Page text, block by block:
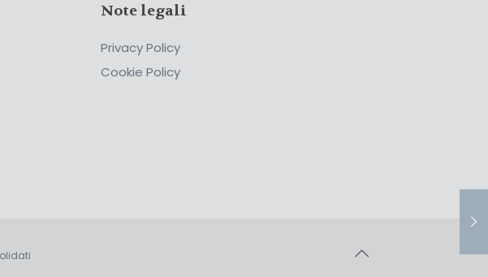
Note legali
Privacy Policy
Cookie Policy